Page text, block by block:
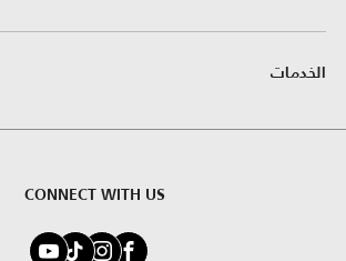
الخدمات
CONNECT WITH US